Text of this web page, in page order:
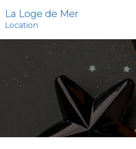
La Loge de Mer
Location